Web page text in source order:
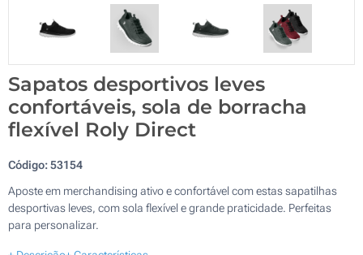
Sapatos desportivos leves
confortáveis, sola de borracha
flexível Roly Direct
Código:53154
Aposte em merchandising ativo e confortável com estas sapatilhas
desportivas leves, com sola flexível e grande praticidade. Perfeitas
para personalizar.